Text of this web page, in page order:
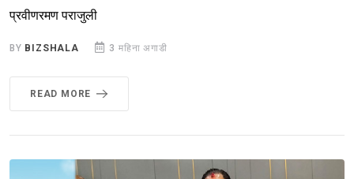
प्रवीणरमण पराजुली
BY BIZSHALA 3 महिना अगाडी
READ MORE